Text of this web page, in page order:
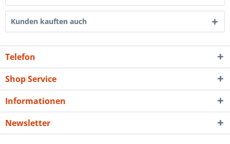
Kunden kauften auch
Telefon
Shop Service
Informationen
Newsletter